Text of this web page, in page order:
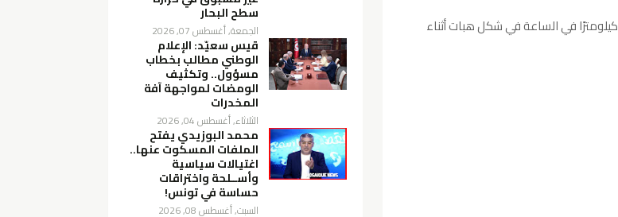
كما من المتوقع هبوب رياح قوية، حيث قد تتجاوز سرعتها القصوى 90 كيلومترًا في الساعة في شكل هبات أثناء
سطح البحار
الجمعة, أغسطس 07, 2026
قيس سعيّد: الإعلام
الوطني مطالب بخطاب
مسؤول.. وتكثيف
الومضات لمواجهة آفة
المخدرات
الثلاثاء, أغسطس 04, 2026
محمد البوزيدي يفتح
الملفات المسكوت عنها..
اغتيالات سياسية
وأســلحة واختراقات
حساسة في تونس!
السبت, أغسطس 08, 2026